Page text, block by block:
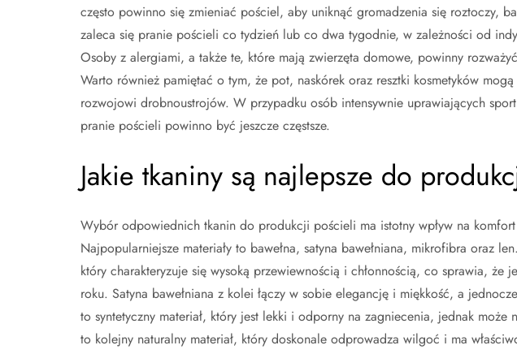
często powinno się zmieniać pościel, aby uniknąć gromadzenia się roztoczy,
zaleca się pranie pościeli co tydzień lub co dwa tygodnie, w zależności od
Osoby z alergiami, a także te, które mają zwierzęta domowe, powinny
Warto również pamiętać o tym, że pot, naskórek oraz resztki kosmetyków
rozwojowi drobnoustrojów. W przypadku osób intensywnie uprawiających
pranie pościeli powinno być jeszcze częstsze.
Jakie tkaniny są najlepsze do
Wybór odpowiednich tkanin do produkcji pościeli ma istotny wpływ na
Najpopularniejsze materiały to bawełna, satyna bawełniana, mikrofibra oraz
który charakteryzuje się wysoką przewiewnością i chłonnością, co sprawia, że
roku. Satyna bawełniana z kolei łączy w sobie elegancję i miękkość, a
to syntetyczny materiał, który jest lekki i odporny na zagniecenia, jednak może
to kolejny naturalny materiał, który doskonale odprowadza wilgoć i ma